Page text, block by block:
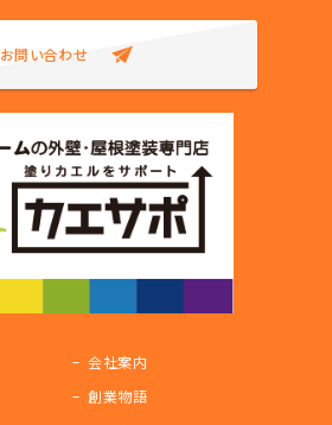
お問い合わせ
会社案内
創業物語